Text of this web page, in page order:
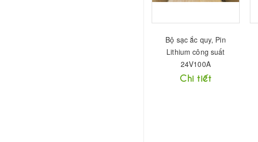
Bộ sạc ắc quy, Pin
Lithium công suất
24V100A
Chi tiết